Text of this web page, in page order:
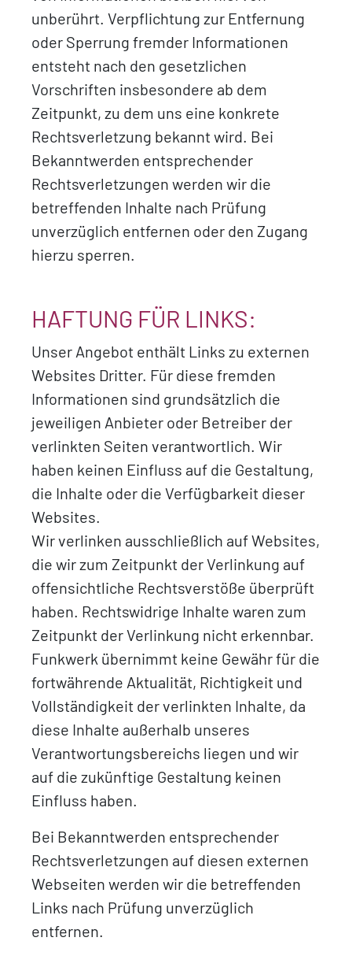
unberührt. Verpflichtung zur Entfernung
oder Sperrung fremder Informationen
entsteht nach den gesetzlichen
Vorschriften insbesondere ab dem
Zeitpunkt, zu dem uns eine konkrete
Rechtsverletzung bekannt wird. Bei
Bekanntwerden entsprechender
Rechtsverletzungen werden wir die
betreffenden Inhalte nach Prüfung
unverzüglich entfernen oder den Zugang
hierzu sperren.
HAFTUNG FÜR LINKS:
Unser Angebot enthält Links zu externen
Websites Dritter. Für diese fremden
Informationen sind grundsätzlich die
jeweiligen Anbieter oder Betreiber der
verlinkten Seiten verantwortlich. Wir
haben keinen Einfluss auf die Gestaltung,
die Inhalte oder die Verfügbarkeit dieser
Websites.
Wir verlinken ausschließlich auf Websites,
die wir zum Zeitpunkt der Verlinkung auf
offensichtliche Rechtsverstöße überprüft
haben. Rechtswidrige Inhalte waren zum
Zeitpunkt der Verlinkung nicht erkennbar.
Funkwerk übernimmt keine Gewähr für die
fortwährende Aktualität, Richtigkeit und
Vollständigkeit der verlinkten Inhalte, da
diese Inhalte außerhalb unseres
Verantwortungsbereichs liegen und wir
auf die zukünftige Gestaltung keinen
Einfluss haben.
Bei Bekanntwerden entsprechender
Rechtsverletzungen auf diesen externen
Webseiten werden wir die betreffenden
Links nach Prüfung unverzüglich
entfernen.